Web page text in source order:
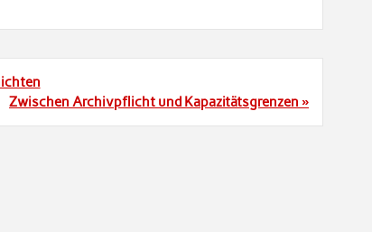
Zwischen Archivpflicht und Kapazitätsgrenzen »